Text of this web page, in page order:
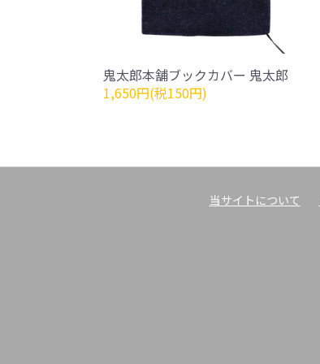
鬼太郎本舗ブックカバー 鬼太郎
1,650円(税150円)
当サイトについて